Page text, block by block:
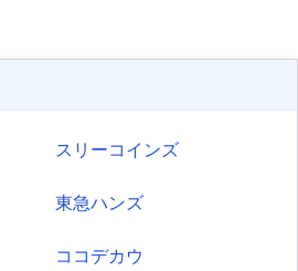
スリーコインズ
東急ハンズ
ココデカウ